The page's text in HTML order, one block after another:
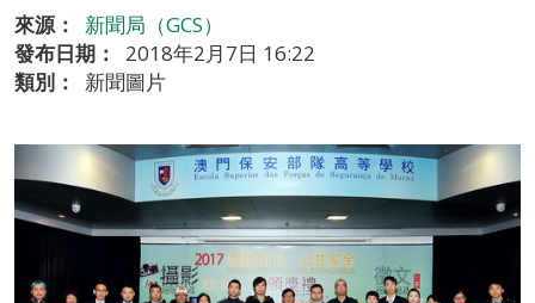
來源：
新聞局（GCS）
發布日期：
2018年2月7日 16:22
類別：
新聞圖片